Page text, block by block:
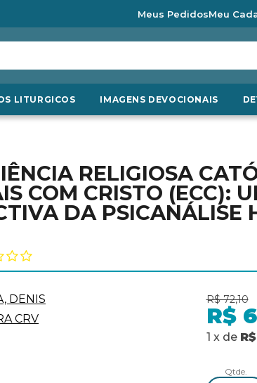
Meus PedidosMeu
LITURGICOS IMAGENS DEVOCIONAIS
RELIGIOSA
COM CRISTO (ECC):
DA PSICANÁLISE
DENIS
CRV
R$ 72,10
R$
1 x de
Qtde.